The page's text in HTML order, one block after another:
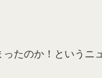
たのか！というニ